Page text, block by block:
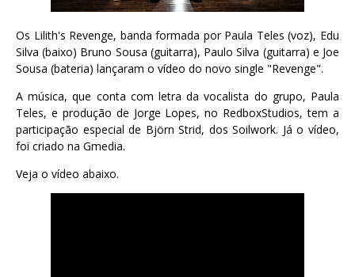
Os Lilith's Revenge, banda formada por Paula Teles (voz), Edu
Silva (baixo) Bruno Sousa (guitarra), Paulo Silva (guitarra) e Joe
Sousa (bateria) lançaram o vídeo do novo single "Revenge".
A música, que conta com letra da vocalista do grupo, Paula
Teles, e produção de Jorge Lopes, no RedboxStudios, tem a
participação especial de Björn Strid, dos Soilwork. Já o vídeo,
foi criado na Gmedia.
Veja o vídeo abaixo.